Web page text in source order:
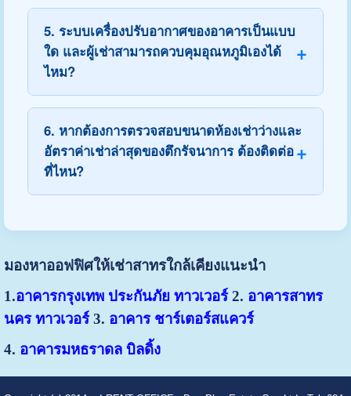
5. ระบบเครื่องปรับอากาศของอาคารเป็นแบบ
ใด และผู้เช่าสามารถควบคุมอุณหภูมิเองได้
ไหม?
6. หากต้องการตรวจสอบขนาดห้องเช่าว่างและ
อัตราค่าเช่าล่าสุดของตึกรัจนาการ ต้องติดต่อ
ที่ไหน?
มองหาออฟฟิศให้เช่าสาทรใกล้เคียงแนะนำ
1.อาคารกรุงเทพ ประกันภัย ทาวเวอร์2. อาคารสาทร
นคร ทาวเวอร์ 3. อาคาร ชาร์เตอร์สแควร์
4. อาคารมหธราดล บิลดิ้ง